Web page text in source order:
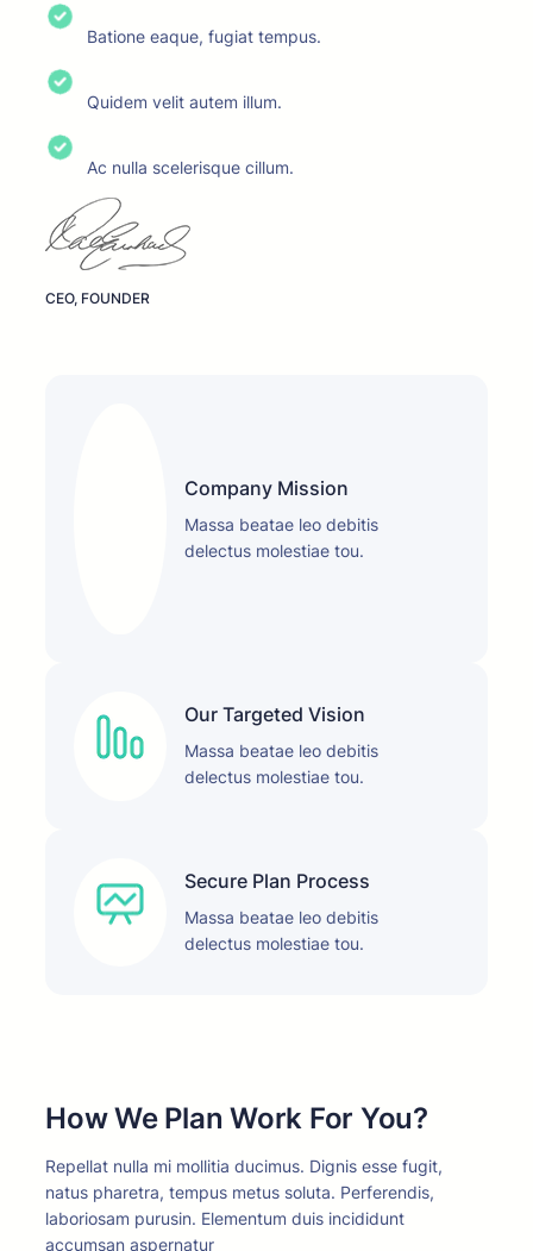
Batione eaque, fugiat tempus.
Quidem velit autem illum.
Ac nulla scelerisque cillum.
CEO, FOUNDER
Company Mission
Massa beatae leo debitis
delectus molestiae tou.
Our Targeted Vision
Massa beatae leo debitis
delectus molestiae tou.
Secure Plan Process
Massa beatae leo debitis
delectus molestiae tou.
How We Plan Work For You?
Repellat nulla mi mollitia ducimus. Dignis esse fugit,
natus pharetra, tempus metus soluta. Perferendis,
laboriosam purusin. Elementum duis incididunt
accumsan aspernatur